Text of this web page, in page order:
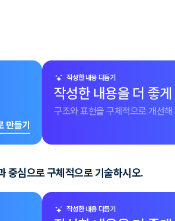
만들기
작성한 내용 다듬기
작성한 내용을 더 좋
구조와 표현을 구체적으로 개선해
중심으로 구체적으로 기술하시오.
작성한 내용 다듬기